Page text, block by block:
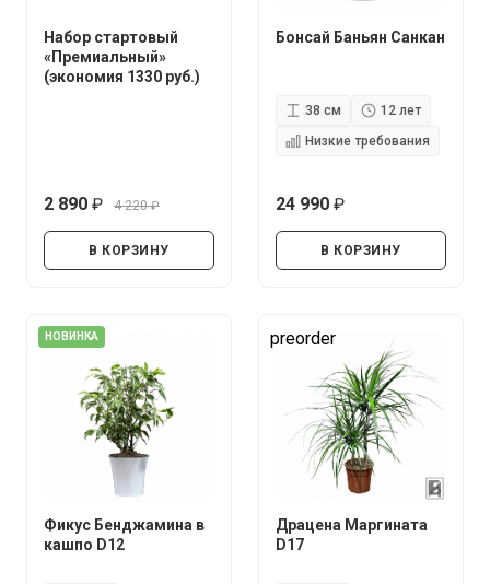
Набор стартовый
«Премиальный»
(экономия 1330 руб.)
2 890
4 220
В КОРЗИНУ
Бонсай Баньян Санкан
38 см
12 лет
Низкие требования
24 990
В КОРЗИНУ
НОВИНКА
Фикус Бенджамина в
кашпо D12
preorder
Драцена Маргината
D17